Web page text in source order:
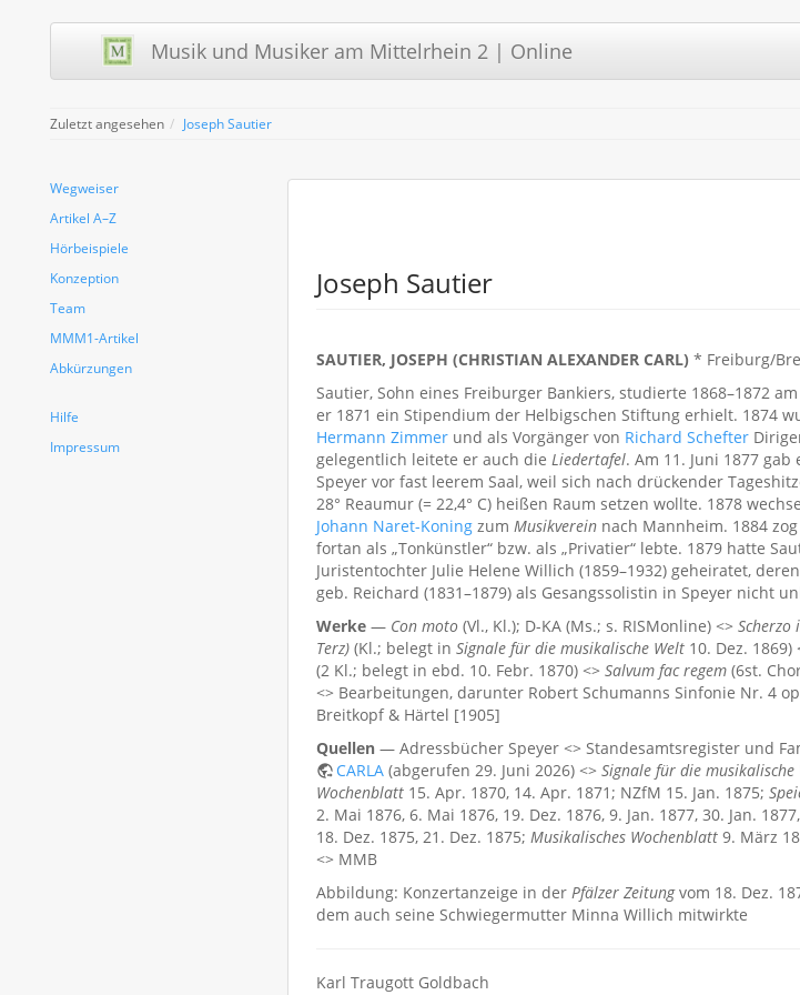
Musik und Musiker am Mittelrhein 2 | Online
Zuletzt angesehen Joseph Sautier
Wegweiser
Artikel A–Z
Hörbeispiele
Konzeption
Team
MMM1-Artikel
Abkürzungen
Hilfe
Impressum
Joseph Sautier
SAUTIER, JOSEPH (CHRISTIAN ALEXANDER CARL) * Freiburg/
Sautier, Sohn eines Freiburger Bankiers, studierte 1868–1872
er 1871 ein Stipendium der Helbigschen Stiftung erhielt. 1874
Hermann Zimmer und als Vorgänger von Richard Schefter
gelegentlich leitete er auch die Liedertafel. Am 11. Juni 1877
Speyer vor fast leerem Saal, weil sich nach drückender
28° Reaumur (= 22,4° C) heißen Raum setzen wollte. 1878
Johann Naret-Koning zum Musikverein nach Mannheim. 1884
fortan als „Tonkünstler“ bzw. als „Privatier“ lebte. 1879 hatte
Juristentochter Julie Helene Willich (1859–1932) geheiratet,
geb. Reichard (1831–1879) als Gesangssolistin in Speyer nicht
Werke — Con moto (Vl., Kl.); D-KA (Ms.; s. RISMonline) <> Scherzo
Terz) (Kl.; belegt in Signale für die musikalische Welt 10. Dez. 1869)
(2 Kl.; belegt in ebd. 10. Febr. 1870) <> Salvum fac regem (6st.
<> Bearbeitungen, darunter Robert Schumanns Sinfonie Nr. 4
Breitkopf & Härtel [1905]
Quellen — Adressbücher Speyer <> Standesamtsregister und
CARLA (abgerufen 29. Juni 2026) <> Signale für die musikalische
Wochenblatt 15. Apr. 1870, 14. Apr. 1871; NZfM 15. Jan. 1875;
2. Mai 1876, 6. Mai 1876, 19. Dez. 1876, 9. Jan. 1877, 30. Jan.
18. Dez. 1875, 21. Dez. 1875; Musikalisches Wochenblatt 9. März
<> MMB
Abbildung: Konzertanzeige in der Pfälzer Zeitungvom 18. Dez.
dem auch seine Schwiegermutter Minna Willich mitwirkte
Karl Traugott Goldbach